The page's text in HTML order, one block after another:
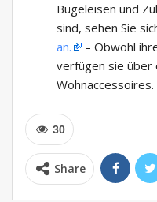
Bügeleisen und
sind, sehen Sie
an.
– Obwohl
verfügen sie über
Wohnaccessoires.
30
Share